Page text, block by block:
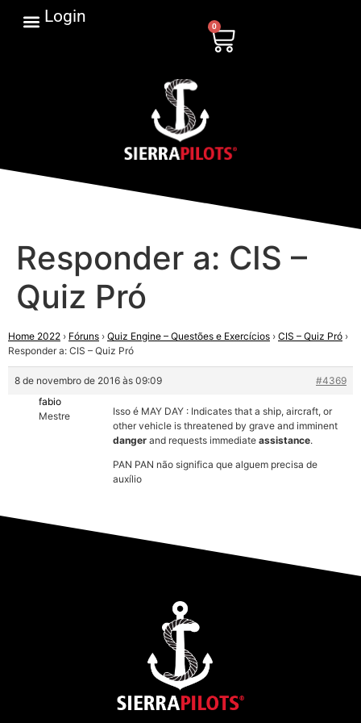
Login
0
Responder a: CIS –
Quiz Pró
Home 2022 › Fóruns › Quiz Engine – Questões e Exercícios › CIS – Quiz Pró ›
Responder a: CIS – Quiz Pró
8 de novembro de 2016 às 09:09
#4369
fabio
Mestre
Isso é MAY DAY : Indicates that a ship, aircraft, or
other vehicle is threatened by grave and imminent
danger and requests immediate assistance.
PAN PAN não significa que alguem precisa de
auxílio